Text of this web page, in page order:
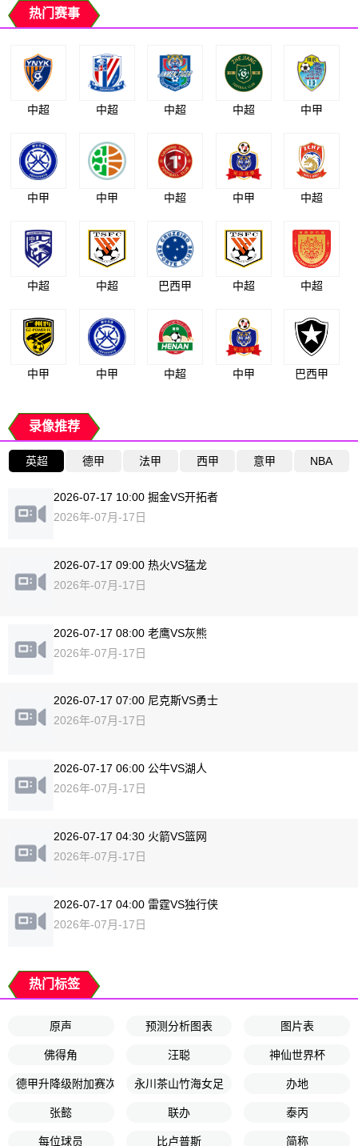
热门赛事
中超 中超 中超 中超 中甲
中甲 中甲 中超 中甲 中超
中超 中超 巴西甲 中超 中超
中甲 中甲 中超 中甲 巴西甲
录像推荐
英超 德甲 法甲 西甲 意甲 NBA
2026-07-17 10:00 掘金VS开拓者
2026年-07月-17日
2026-07-17 09:00 热火VS猛龙
2026年-07月-17日
2026-07-17 08:00 老鹰VS灰熊
2026年-07月-17日
2026-07-17 07:00 尼克斯VS勇士
2026年-07月-17日
2026-07-17 06:00 公牛VS湖人
2026年-07月-17日
2026-07-17 04:30 火箭VS篮网
2026年-07月-17日
2026-07-17 04:00 雷霆VS独行侠
2026年-07月-17日
热门标签
原声 预测分析图表 图片表
佛得角 汪聪 神仙世界杯
德甲升降级附加赛次回合永川茶山竹海女足 办地
张懿 联办 泰丙
每位球员 比卢普斯 简称